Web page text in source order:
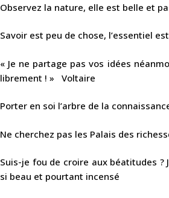
Observez la nature, elle est belle et
Savoir est peu de chose, l’essentiel
« Je ne partage pas vos idées
librement ! » Voltaire
Porter en soi l’arbre de la
Ne cherchez pas les Palais des
Suis-je fou de croire aux béatitudes ?
si beau et pourtant incensé